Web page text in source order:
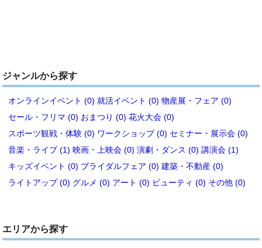
ジャンルから探す
オンラインイベント (0) 就活イベント (0) 物産展・フェア (0)
セール・フリマ (0) おまつり (0) 花火大会 (0)
スポーツ観戦・体験 (0) ワークショップ (0) セミナー・展示会 (0)
音楽・ライブ (1) 映画・上映会 (0) 演劇・ダンス (0) 講演会 (1)
キッズイベント (0) ブライダルフェア (0) 建築・不動産 (0)
ライトアップ (0) グルメ (0) アート (0) ビューティ (0) その他 (0)
エリアから探す